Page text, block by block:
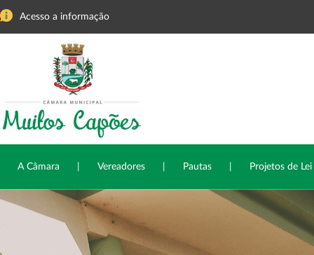
Acesso a informação
A Câmara Vereadores Pautas Projetos de Lei